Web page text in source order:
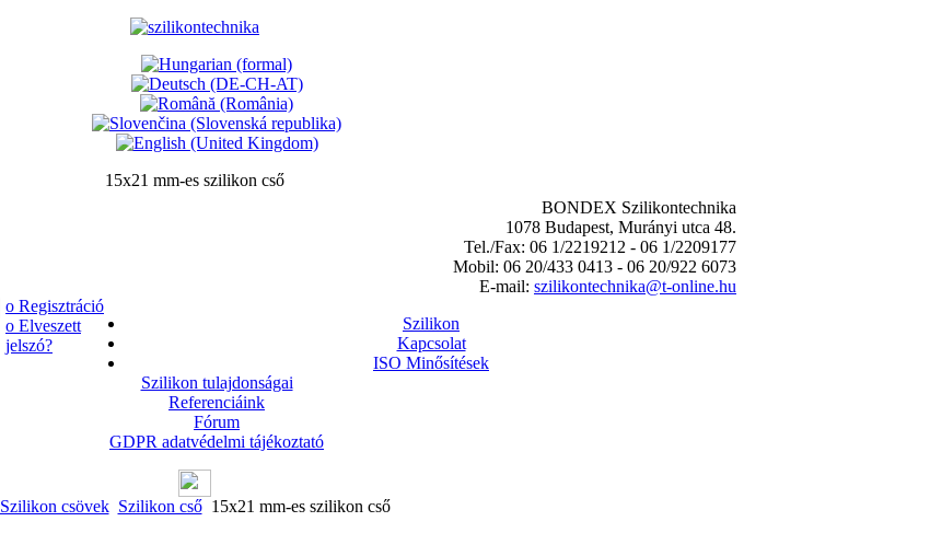
15x21 mm-es szilikon cső
BONDEX Szilikontechnika
1078 Budapest, Murányi utca 48.
Tel./Fax: 06 1/2219212 - 06 1/2209177
Mobil: 06 20/433 0413 - 06 20/922 6073
E-mail: szilikontechnika@t-online.hu
ο Regisztráció
ο Elveszett
jelszó?
Szilikon
Kapcsolat
ISO Minősítések
Szilikon tulajdonságai
Referenciáink
Fórum
GDPR adatvédelmi tájékoztató
Szilikon csövek Szilikon cső 15x21 mm-es szilikon cső